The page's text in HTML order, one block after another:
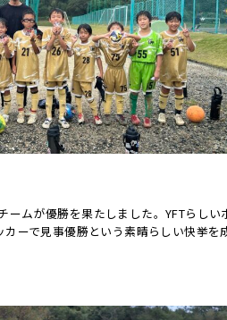
ームが優勝を果たしました。YFTらしい
ーで見事優勝という素晴らしい快挙を